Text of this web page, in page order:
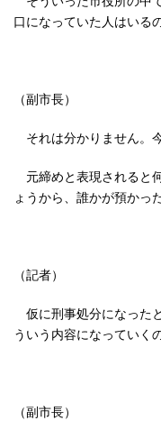
口になっていた人はいるの
（副市長）
それは分かりません。
元締めと表現されると
ょうから、誰かが預かっ
（記者）
仮に刑事処分になった
ういう内容になっていく
（副市長）